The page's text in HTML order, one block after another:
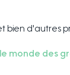
bien d'autres
monde des